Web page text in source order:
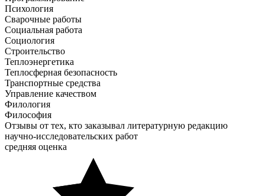
Психология
Сварочные работы
Социальная работа
Социология
Строительство
Теплоэнергетика
Теплосферная безопасность
Транспортные средства
Управление качеством
Филология
Философия
Отзывы от тех, кто заказывал литературную редакцию
научно-исследовательских работ
средняя оценка